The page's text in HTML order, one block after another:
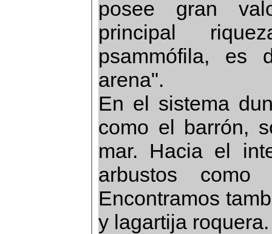
posee gran
principal
psammófila, es
arena".
En el sistema
como el barrón,
mar. Hacia el
arbustos como
Encontramos
y lagartija roquera.